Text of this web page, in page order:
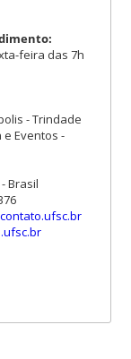
feira das 7h
- Trindade
Eventos -
Brasil